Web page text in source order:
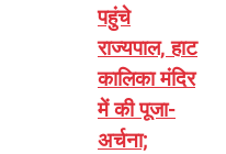
पहुंचे
राज्यपाल, हाट
कालिका मंदिर
में की पूजा-
अर्चना;